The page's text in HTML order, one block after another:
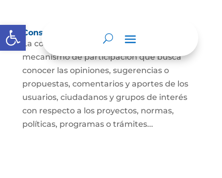
Abrir barra de herramientas
Consulta ciudadana
La consulta a la ciudadanía es un
mecanismo de participación que busca
conocer las opiniones, sugerencias o
propuestas, comentarios y aportes de los
usuarios, ciudadanos y grupos de interés
con respecto a los proyectos, normas,
políticas, programas o trámites...